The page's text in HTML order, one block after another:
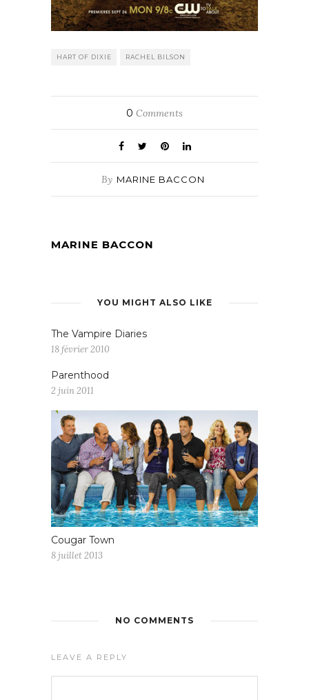
HART OF DIXIE RACHEL BILSON
0 Comments
By MARINE BACCON
MARINE BACCON
YOU MIGHT ALSO LIKE
The Vampire Diaries
18 février 2010
Parenthood
2 juin 2011
Cougar Town
8 juillet 2013
NO COMMENTS
LEAVE A REPLY